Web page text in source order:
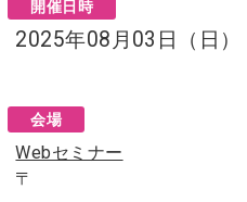
開催日時
2025年08月03日（日）
会場
Webセミナー
〒